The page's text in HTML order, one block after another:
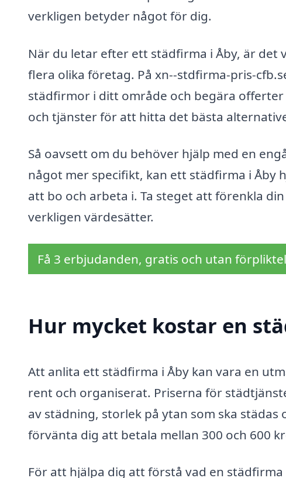
verkligen betyder något för dig.
När du letar efter ett städfirma i Åby, är
flera olika företag. På xn--stdfirma-pris-
städfirmor i ditt område och begära
och tjänster för att hitta det bästa
Så oavsett om du behöver hjälp med en
något mer specifikt, kan ett städfirma i Åby
att bo och arbeta i. Ta steget att förenkla
verkligen värdesätter.
Få 3 erbjudanden, gratis och utan
Hur mycket kostar en
Att anlita ett städfirma i Åby kan vara en
rent och organiserat. Priserna för
av städning, storlek på ytan som ska
förvänta dig att betala mellan 300 och 600
För att hjälpa dig att förstå vad en